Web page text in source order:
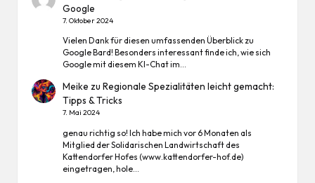
Google
7. Oktober 2024
Vielen Dank für diesen umfassenden Überblick zu
Google Bard! Besonders interessant finde ich, wie sich
Google mit diesem KI-Chat im…
Meike zuRegionale Spezialitäten leicht gemacht:
Tipps & Tricks
7. Mai 2024
genau richtig so! Ich habe mich vor 6 Monaten als
Mitglied der Solidarischen Landwirtschaft des
Kattendorfer Hofes (www.kattendorfer-hof.de)
eingetragen, hole…